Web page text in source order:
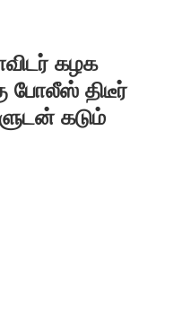
கழக
போலீஸ் திடீர்
கடும்